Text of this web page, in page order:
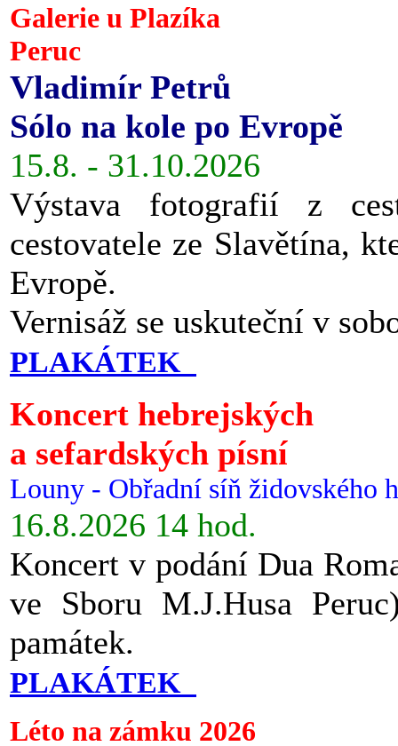
Galerie u Plazíka
Peruc
Vladimír Petrů
Sólo na kole po Evropě
15.8. - 31.10.2026
Výstava fotografií z
cestovatele ze Slavětína,
Evropě.
Vernisáž se uskuteční v
PLAKÁTEK
Koncert hebrejských
a sefardských písní
Louny - Obřadní síň židovského
16.8.2026 14 hod.
Koncert v podání Dua
ve Sboru M.J.Husa
památek.
PLAKÁTEK
Léto na zámku 2026